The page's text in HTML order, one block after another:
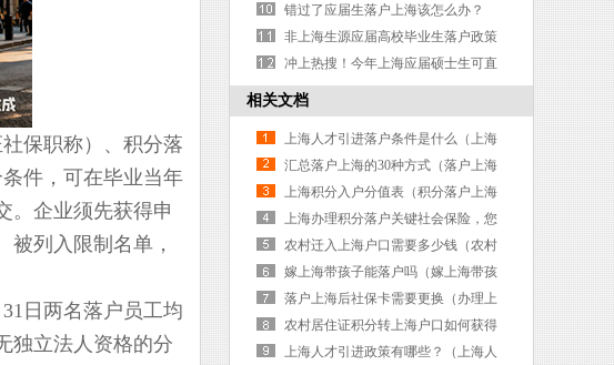
保职称）、积分落
件，可在毕业当年
。企业须先获得申
列入限制名单，
日两名落户员工均
独立法人资格的分
策）
程（上海居住证积分应届毕业生）
错过了应届生落户上海该怎么办？
（上海应届毕业生错过落户时间）
非上海生源应届高校毕业生落户政策
（非上海应届高校毕业生落户流程）
冲上热搜！今年上海应届硕士生可直
接落户！（应届硕士毕业生上海落户
条件）
相关文档
上海人才引进落户条件是什么（上海
人才引进落户条件是什么样的）
汇总落户上海的30种方式（落户上海
的三种方案）
上海积分入户分值表（积分落户上海
积分表）
上海办理积分落户关键社会保险，您
了解吗？（上海积分落户办理流程）
农村迁入上海户口需要多少钱（农村
迁入上海户口需要多少钱一个月）
嫁上海带孩子能落户吗（嫁上海带孩
子能落户吗现在）
落户上海后社保卡需要更换（办理上
海户口后社保卡需要更换吗）
农村居住证积分转上海户口如何获得
（上海市居住证积分转落户）
上海人才引进政策有哪些？（上海人